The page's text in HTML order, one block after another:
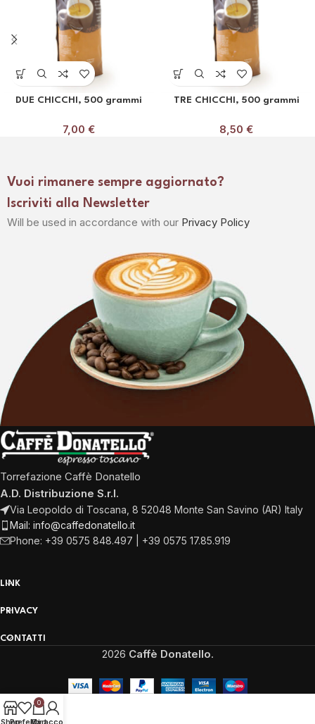
DUE CHICCHI, 500 grammi
7,00 €
TRE CHICCHI, 500 grammi
8,50 €
Vuoi rimanere sempre aggiornato?
Iscriviti alla Newsletter
Will be used in accordance with our Privacy Policy
Torrefazione Caffè Donatello
A.D. Distribuzione S.r.l.
Via Leopoldo di Toscana, 8 52048 Monte San Savino (AR) Italy
Mail: info@caffedonatello.it
Phone: +39 0575 848.497 | +39 0575 17.85.919
LINK
PRIVACY
CONTATTI
2026 Caffè Donatello.
ShopPreferiti
0
Cart
My account